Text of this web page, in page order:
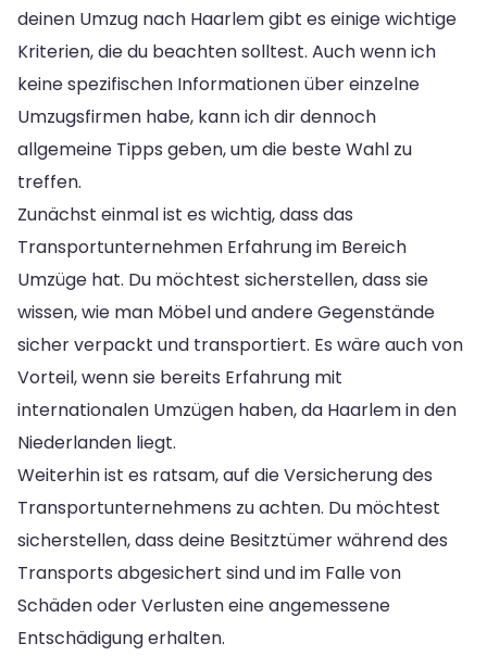
deinen Umzug nach Haarlem gibt es einige wichtige
Kriterien, die du beachten solltest. Auch wenn ich
keine spezifischen Informationen über einzelne
Umzugsfirmen habe, kann ich dir dennoch
allgemeine Tipps geben, um die beste Wahl zu
treffen.
Zunächst einmal ist es wichtig, dass das
Transportunternehmen Erfahrung im Bereich
Umzüge hat. Du möchtest sicherstellen, dass sie
wissen, wie man Möbel und andere Gegenstände
sicher verpackt und transportiert. Es wäre auch von
Vorteil, wenn sie bereits Erfahrung mit
internationalen Umzügen haben, da Haarlem in den
Niederlanden liegt.
Weiterhin ist es ratsam, auf die Versicherung des
Transportunternehmens zu achten. Du möchtest
sicherstellen, dass deine Besitztümer während des
Transports abgesichert sind und im Falle von
Schäden oder Verlusten eine angemessene
Entschädigung erhalten.